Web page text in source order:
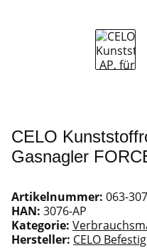
CELO
Gasnagler
Artikelnummer: 063-
HAN: 3076-AP
Kategorie:
Hersteller: CELO